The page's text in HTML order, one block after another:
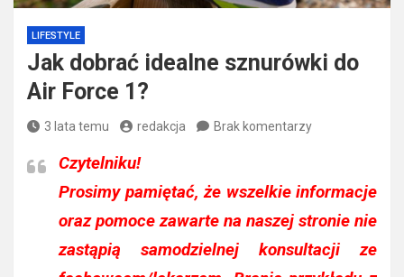
LIFESTYLE
Jak dobrać idealne sznurówki do
Air Force 1?
3 lata temu redakcja Brak komentarzy
Czytelniku!
Prosimy pamiętać, że wszelkie informacje
oraz pomoce zawarte na naszej stronie nie
zastąpią samodzielnej konsultacji ze